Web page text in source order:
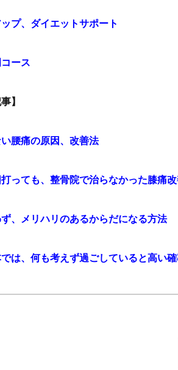
プ、ダイエットサポート
ース
】
腰痛の原因、改善法
っても、整骨院で治らなかった膝痛
、メリハリのあるからだになる方法
は、何も考えず過ごしていると高い